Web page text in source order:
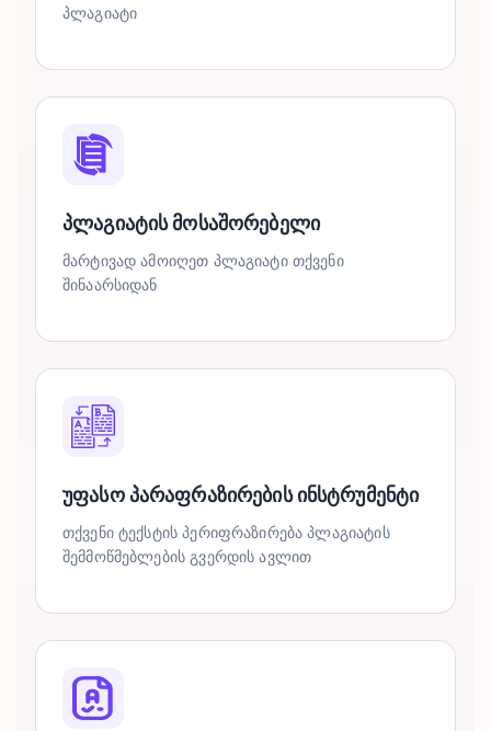
პლაგიატი
პლაგიატის მოსაშორებელი
მარტივად ამოიღეთ პლაგიატი თქვენი
შინაარსიდან
უფასო პარაფრაზირების ინსტრუმენტი
თქვენი ტექსტის პერიფრაზირება პლაგიატის
შემმოწმებლების გვერდის ავლით